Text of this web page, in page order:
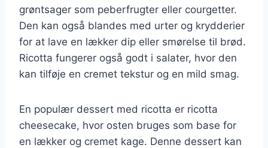
grøntsager som peberfrugter eller courgetter.
Den kan også blandes med urter og krydderier
for at lave en lækker dip eller smørelse til brød.
Ricotta fungerer også godt i salater, hvor den
kan tilføje en cremet tekstur og en mild smag.
En populær dessert med ricotta er ricotta
cheesecake, hvor osten bruges som base for
en lækker og cremet kage. Denne dessert kan